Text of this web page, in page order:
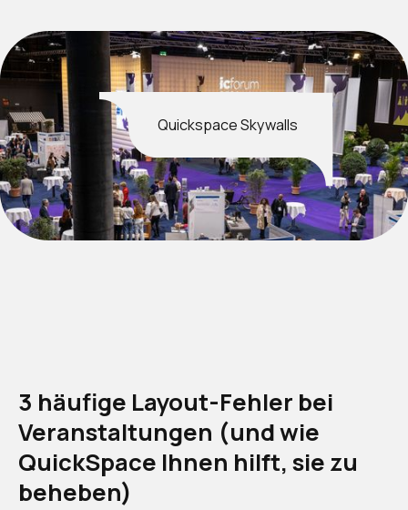
Quickspace Skywalls
3 häufige Layout-Fehler bei
Veranstaltungen (und wie
QuickSpace Ihnen hilft, sie zu
beheben)